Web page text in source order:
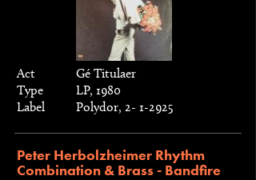
Act
Gé Titulaer
Type
LP, 1980
Label
Polydor, 2- 1-2925
Peter Herbolzheimer Rhythm
Combination & Brass - Bandfire